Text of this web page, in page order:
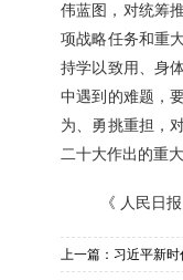
伟蓝图，对统筹
项战略任务和重
持学以致用、身
中遇到的难题，
为、勇挑重担，
二十大作出的重
《 人民日
上一篇： 习近平新